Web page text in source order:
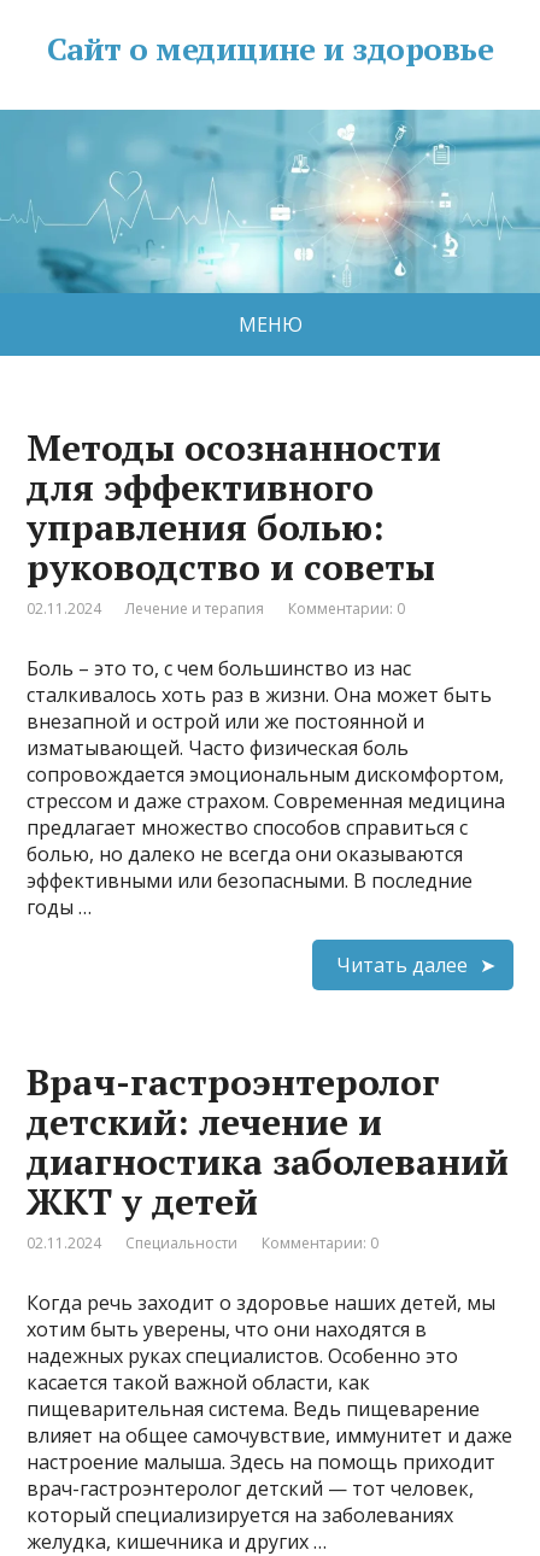
Сайт о медицине и здоровье
МЕНЮ
Методы осознанности
для эффективного
управления болью:
руководство и советы
02.11.2024 Лечение и терапия Комментарии: 0
Боль – это то, с чем большинство из нас
сталкивалось хоть раз в жизни. Она может быть
внезапной и острой или же постоянной и
изматывающей. Часто физическая боль
сопровождается эмоциональным дискомфортом,
стрессом и даже страхом. Современная медицина
предлагает множество способов справиться с
болью, но далеко не всегда они оказываются
эффективными или безопасными. В последние
годы …
Читать далее
Врач-гастроэнтеролог
детский: лечение и
диагностика заболеваний
ЖКТ у детей
02.11.2024 Специальности Комментарии: 0
Когда речь заходит о здоровье наших детей, мы
хотим быть уверены, что они находятся в
надежных руках специалистов. Особенно это
касается такой важной области, как
пищеварительная система. Ведь пищеварение
влияет на общее самочувствие, иммунитет и даже
настроение малыша. Здесь на помощь приходит
врач-гастроэнтеролог детский — тот человек,
который специализируется на заболеваниях
желудка, кишечника и других …